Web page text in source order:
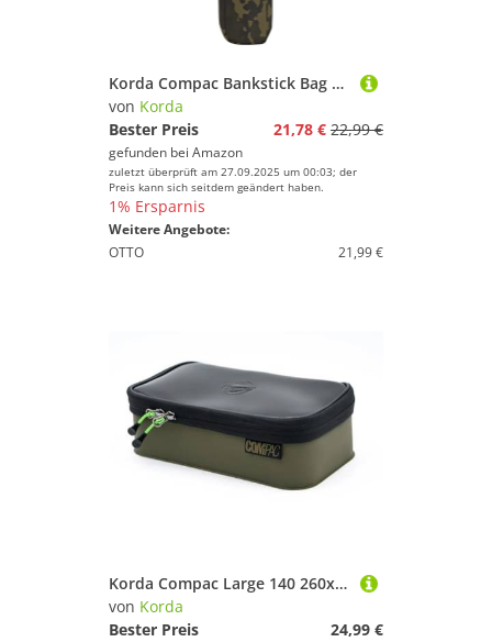
Korda Compac Bankstick Bag Dark Kamo 50x9x9cm - Angeltasche, Transporttasche, Tasche für Banksticks
von Korda
Bester Preis
21,78 € 22,99 €
gefunden bei Amazon
zuletzt überprüft am 27.09.2025 um 00:03; der
Preis kann sich seitdem geändert haben.
1% Ersparnis
Weitere Angebote:
OTTO
21,99 €
Korda Compac Large 140 260x140x70mm - Angeltasche, Zubehörtasche, Tasche für Angelzubehör
von Korda
Bester Preis
24,99 €